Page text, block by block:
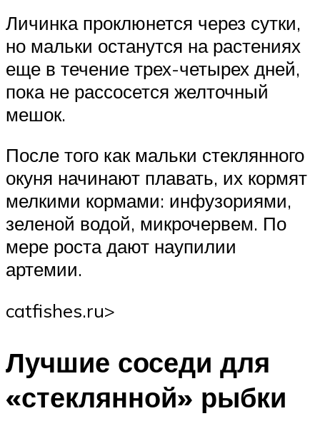
Личинка проклюнется через сутки,
но мальки останутся на растениях
еще в течение трех-четырех дней,
пока не рассосется желточный
мешок.
После того как мальки стеклянного
окуня начинают плавать, их кормят
мелкими кормами: инфузориями,
зеленой водой, микрочервем. По
мере роста дают наупилии
артемии.
catfishes.ru‏>
Лучшие соседи для
«стеклянной» рыбки